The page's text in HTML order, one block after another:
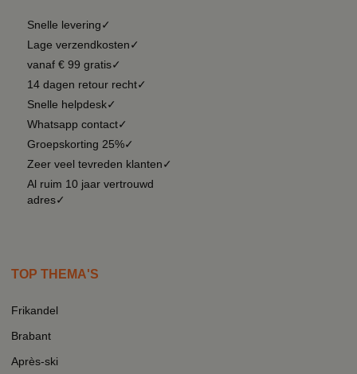
Snelle levering✓
Lage verzendkosten✓
vanaf € 99 gratis✓
14 dagen retour recht✓
Snelle helpdesk✓
Whatsapp contact✓
Groepskorting 25%✓
Zeer veel tevreden klanten✓
Al ruim 10 jaar vertrouwd
adres✓
TOP THEMA'S
Frikandel
Brabant
Après-ski